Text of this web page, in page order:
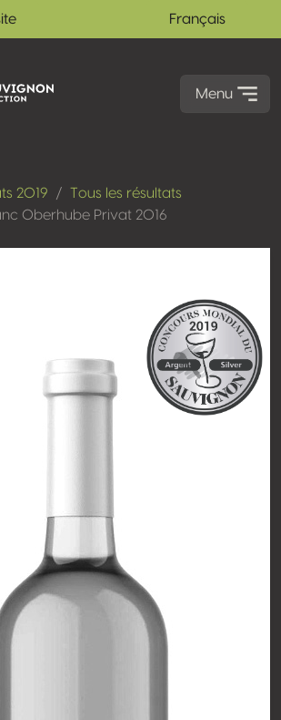
Français
Menu
2019
Tous les résultats
Oberhube Privat 2016